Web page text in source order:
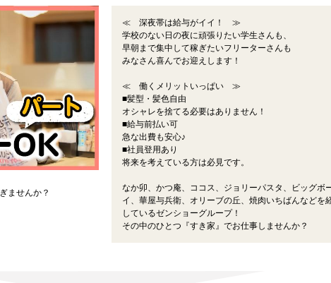
ませんか？
≪ 深夜帯は給与がイイ！ ≫
学校のない日の夜に頑張りたい学生さんも、
早朝まで集中して稼ぎたいフリーターさんも
みなさん喜んでお迎えします！
≪ 働くメリットいっぱい ≫
■髪型・髪色自由
オシャレを捨てる必要はありません！
■給与前払い可
急な出費も安心♪
■社員登用あり
将来を考えている方は必見です。
なか卯、かつ庵、ココス、ジョリーパスタ、ビッグボ
イ、華屋与兵衛、オリーブの丘、焼肉いちばんなどを
しているゼンショーグループ！
その中のひとつ『すき家』でお仕事しませんか？